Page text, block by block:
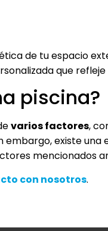
de tu espacio
que refleje
piscina?
varios factores,
embargo, existe
mencionados
con nosotros.